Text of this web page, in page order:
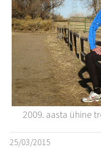
2009. aasta ühine
25/03/2015